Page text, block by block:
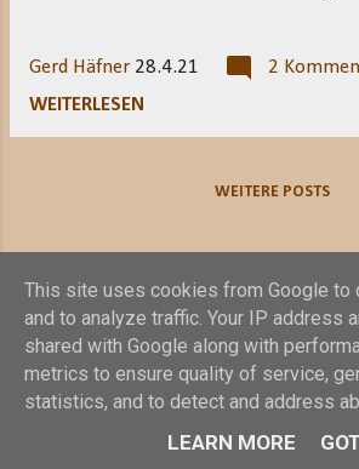
einer KNA-
sei ein Rassist.
zugänglich. Liest
Kontext, stellt sich
etwas anders dar.
zurück auf die
Soziologin Robin
Rassismus von
besteht, dass sie, der
Privilegien nicht
Gerd Häfner 28.4.21
2
WEITERLESEN
WEITERE POSTS
Powered by
© Gerd Häfner
This site uses cookies from Google
and to analyze traffic. Your IP address
shared with Google along with
metrics to ensure quality of service,
statistics, and to detect and address
LEARN MORE